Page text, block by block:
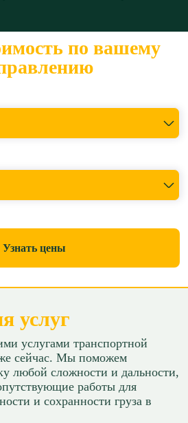
по вашему
Узнать цены
услуг
услугами транспортной
сейчас. Мы поможем
любой сложности и дальности,
работы для
и сохранности груза в